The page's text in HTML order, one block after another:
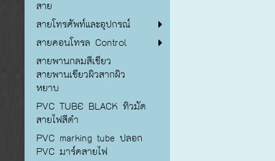
สาย
สายโทรศัพท์และอุปกรณ์
สายคอนโทรล Control
สายพานกลมสีเขียว
สายพานเขียวผิวสากผิว
หยาบ
PVC TUBE BLACK ทิวมัด
สายไฟสีดำ
PVC marking tube ปลอก
PVC มาร์คสายไฟ